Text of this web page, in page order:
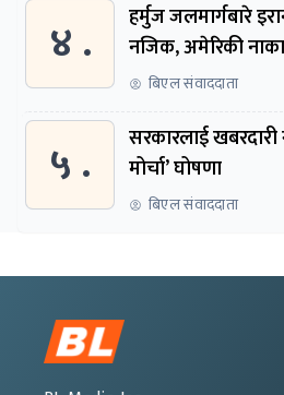
४ .
हर्मुज जलमार्गबारे
नजिक, अमेरिकी
बिएल संवाददाता
५ .
सरकारलाई खबरदारी गर्न ७ दलीय
मोर्चा’ घोषणा
बिएल संवाददाता